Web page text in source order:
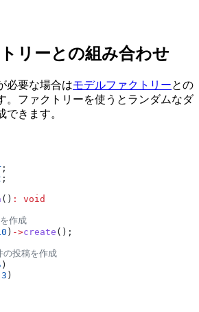
リーとの組み合わせ
必要な場合はモデルファクトリーとの
。ファクトリーを使うとランダムなダ
できます。
;
;
() :
void
作成
) ->create ();
投稿を作成
)
3 )